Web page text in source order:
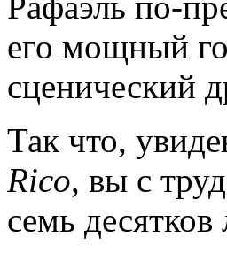
его мощный
сценический
Так что,
Rico, вы с
семь десятков